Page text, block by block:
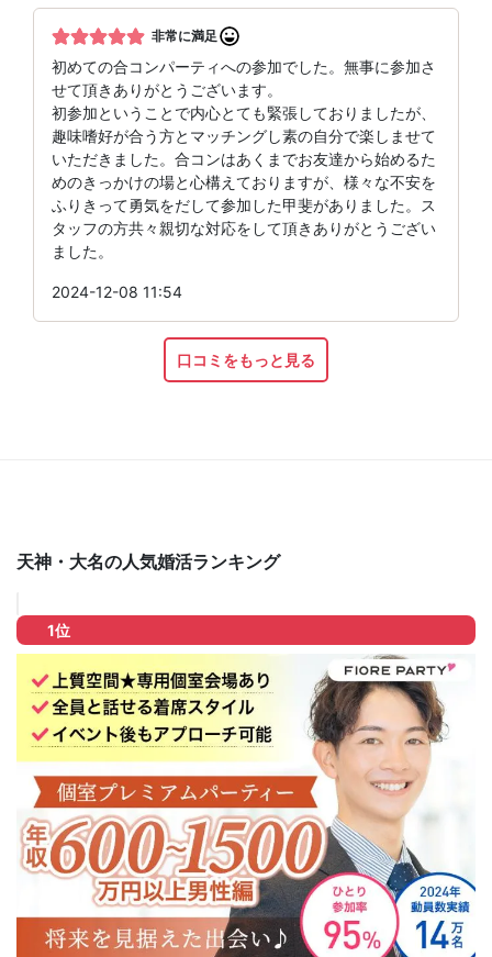
非常に満足
初めての合コンパーティへの参加でした。無事に参加さ
せて頂きありがとうございます。
初参加ということで内心とても緊張しておりましたが、
趣味嗜好が合う方とマッチングし素の自分で楽しませて
いただきました。合コンはあくまでお友達から始めるた
めのきっかけの場と心構えておりますが、様々な不安を
ふりきって勇気をだして参加した甲斐がありました。ス
タッフの方共々親切な対応をして頂きありがとうござい
ました。
2024-12-08 11:54
口コミをもっと見る
天神・大名の人気婚活ランキング
1位